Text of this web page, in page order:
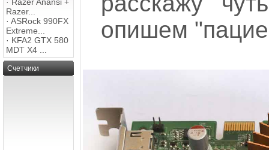
Razer...
· ASRock 990FX
Extreme...
· KFA2 GTX 580
MDT X4 ...
Счетчики
опишем